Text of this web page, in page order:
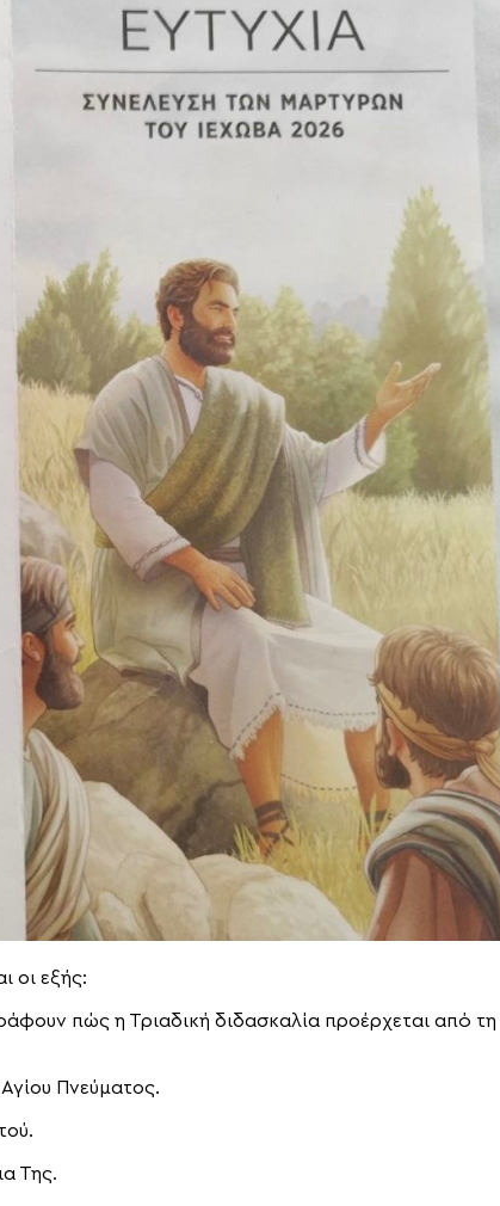
οι εξής:
πώς η Τριαδική διδασκαλία προέρχεται από τη
Πνεύματος.
Της.